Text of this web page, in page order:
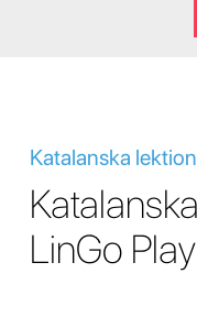
Katalanska
LinGo Play